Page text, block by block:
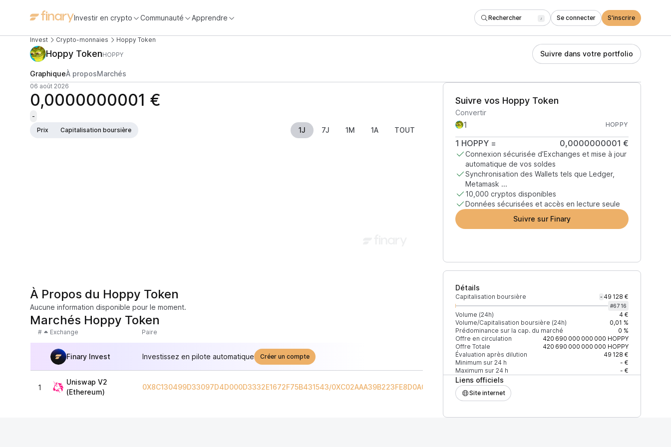
Investir en crypto Communauté Apprendre Rechercher / Se connecter S'inscrire
Invest Crypto-monnaies Hoppy Token
Hoppy TokenHOPPY Suivre dans votre portfolio
GraphiqueÀ proposMarchés
06 août 2026
0,0000000001 €
-
Prix
Capitalisation boursière 1J 7J 1M 1A TOUT
Suivre vos Hoppy Token
Convertir
HOPPY
1 HOPPY= 0,0000000001 €
Connexion sécurisée d’Exchanges et mise à jour
automatique de vos soldes
Synchronisation des Wallets tels que Ledger,
Metamask ...
10,000 cryptos disponibles
Données sécurisées et accès en lecture seule
Suivre sur Finary
Détails
Capitalisation boursière - 49 128 €
#6716
Volume (24h)
4 €
Volume/Capitalisation boursière (24h)
0,01 %
Prédominance sur la cap. du marché
0 %
Offre en circulation
420 690 000 000 000 HOPPY
Offre Totale
420 690 000 000 000 HOPPY
Évaluation après dilution
49 128 €
Minimum sur 24 h
- €
Maximum sur 24 h
- €
Liens officiels
Site internet
À Propos du Hoppy Token
Aucune information disponible pour le moment.
Marchés Hoppy Token
# Exchange Paire +2% depth
Finary Invest Investissez en pilote automatique Créer un compte
1
Uniswap V2
(Ethereum)
0X8C130499D33097D4D000D3332E1672F75B431543/0XC02AAA39B223FE8D0A0E5C4F27EAD9083C756CC2